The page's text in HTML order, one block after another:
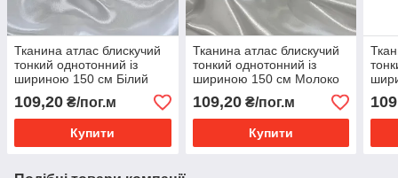
Тканина атлас блискучий
тонкий однотонний із
шириною 150 см Білий
109,20 ₴/пог.м
Купити
Тканина атлас блискучий
тонкий однотонний із
шириною 150 см Молоко
109,20₴/пог.м
Купити